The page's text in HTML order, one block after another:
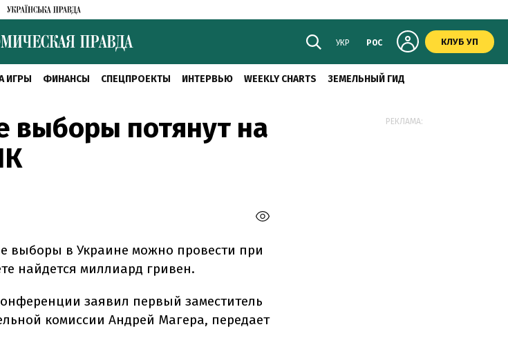
УКР РОС КЛУБ УП
ИГРЫ ФИНАНСЫ СПЕЦПРОЕКТЫ ИНТЕРВЬЮ WEEKLY CHARTS ЗЕМЕЛЬНЫЙ ГИД
выборы потянут на
выборы в Украине можно провести при
найдется миллиард гривен.
заявил первый заместитель
комиссии Андрей Магера, передает
РЕКЛАМА: